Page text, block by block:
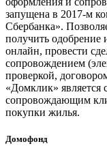
запущена в 2017-м
Сбербанка».
получить одобрение
онлайн, провести
сопровождением
проверкой,
«Домклик» является
сопровождающим
покупки жилья.
Домофонд